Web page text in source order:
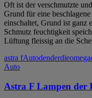
Oft ist der verschmutzte
Grund für eine
einschaltet, Grund ist ganz
Schmutz feuchtigkeit
Lüftung fleissig an die
astra fAutodenderdieomega
Auto
Astra F Lampen der